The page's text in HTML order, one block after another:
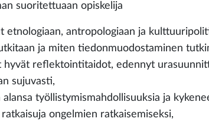
suoritettuaan opiskelija
etnologiaan, antropologiaan ja
ja miten tiedonmuodostaminen
hyvät reflektointitaidot, edennyt
sujuvasti,
työllistymismahdollisuuksia ja
ratkaisuja ongelmien ratkaisemiseksi,